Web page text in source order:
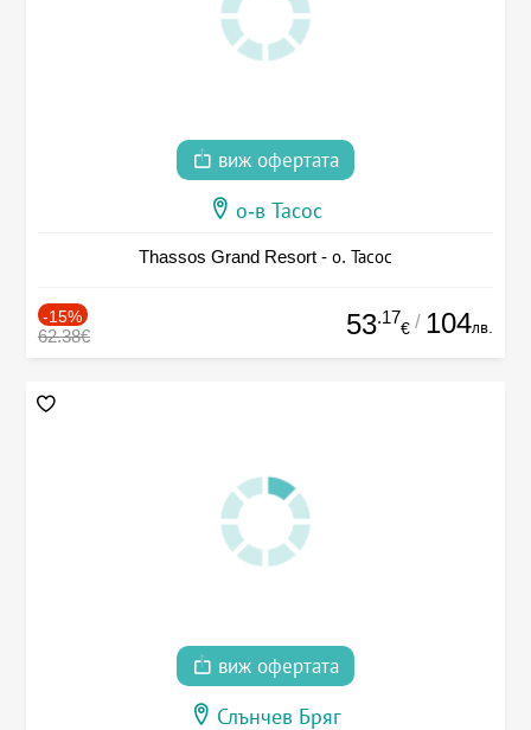
виж офертата
о-в Тасос
Thassos Grand Resort - о. Тасос
-15%
62.38€ 53.17
€ / 104лв.
виж офертата
Слънчев Бряг